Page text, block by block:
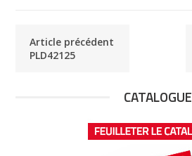
Article précédent
PLD42125
CATALOGUE